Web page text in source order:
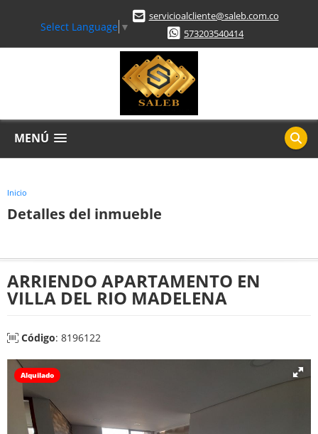
Select Language ▼
servicioalcliente@saleb.com.co
573203540414
MENÚ
Inicio
Detalles del inmueble
ARRIENDO APARTAMENTO EN
VILLA DEL RIO MADELENA
Código: 8196122
Alquilado